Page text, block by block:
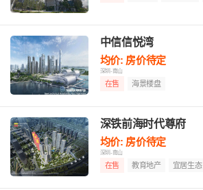
中信信悦湾
均价: 房价待定
深圳-南山
在售 海景楼盘
深铁前海时代尊府
均价: 房价待定
深圳-南山
在售 教育地产 宜居生态